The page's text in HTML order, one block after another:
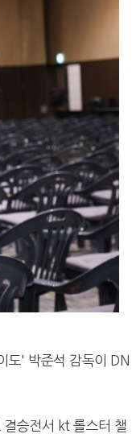
도' 박준석 감독이 DN
결승전서 kt 롤스터 챌